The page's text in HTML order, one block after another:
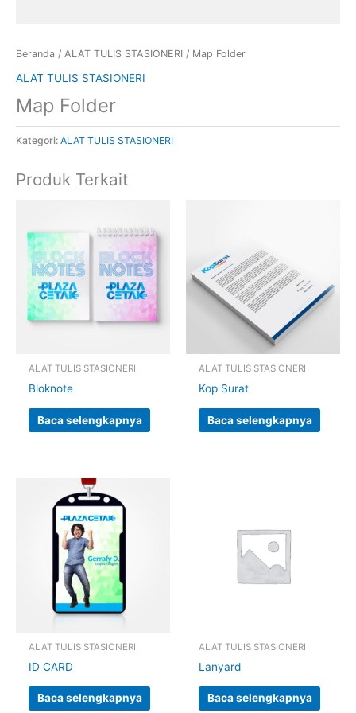
Beranda / ALAT TULIS STASIONERI / Map Folder
ALAT TULIS STASIONERI
Map Folder
Kategori: ALAT TULIS STASIONERI
Produk Terkait
ALAT TULIS STASIONERI
Bloknote
Baca selengkapnya
ALAT TULIS STASIONERI
Kop Surat
Baca selengkapnya
ALAT TULIS STASIONERI
ID CARD
Baca selengkapnya
ALAT TULIS STASIONERI
Lanyard
Baca selengkapnya